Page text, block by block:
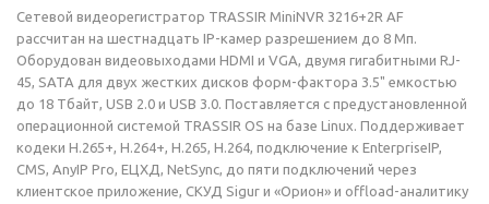
Сетевой видеорегистратор TRASSIR MiniNVR 3216+2R AF
рассчитан на шестнадцать IP-камер разрешением до 8 Мп.
Оборудован видеовыходами HDMI и VGA, двумя гигабитными RJ-
45, SATA для двух жестких дисков форм-фактора 3.5" емкостью
до 18 Тбайт, USB 2.0 и USB 3.0. Поставляется с предустановленной
операционной системой TRASSIR OS на базе Linux. Поддерживает
кодеки H.265+, Н.264+, H.265, Н.264, подключение к EnterpriseIP,
CMS, AnyIP Pro, ЕЦХД, NetSync, до пяти подключений через
клиентское приложение, СКУД Sigur и «Орион» и offload-аналитику